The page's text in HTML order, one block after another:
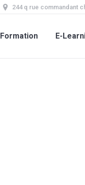
244 q rue commandant
Formation E-